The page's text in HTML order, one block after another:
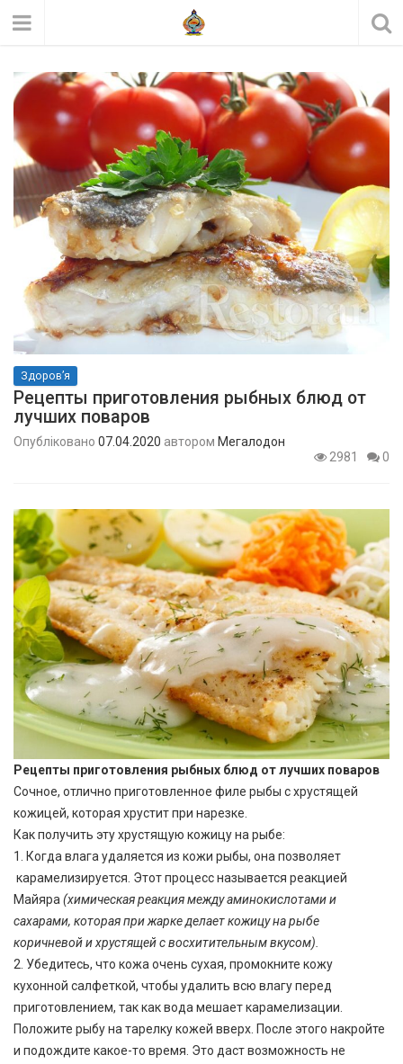
Здоров’я
Рецепты приготовления рыбных блюд от
лучших поваров
Опубліковано 07.04.2020 автором Мегалодон
2981
0
Рецепты приготовления рыбных блюд от лучших поваров
Сочное, отлично приготовленное филе рыбы с хрустящей
кожицей, которая хрустит при нарезке.
Как получить эту хрустящую кожицу на рыбе:
1. Когда влага удаляется из кожи рыбы, она позволяет
карамелизируется. Этот процесс называется реакцией
Майяра(химическая реакция между аминокислотами и
сахарами, которая при жарке делает кожицу на рыбе
коричневой и хрустящей с восхитительным вкусом).
2. Убедитесь, что кожа очень сухая, промокните кожу
кухонной салфеткой, чтобы удалить всю влагу перед
приготовлением, так как вода мешает карамелизации.
Положите рыбу на тарелку кожей вверх. После этого накройте
и подождите какое-то время. Это даст возможность не